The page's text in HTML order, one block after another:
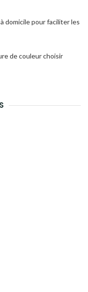
domicile pour faciliter les
de couleur choisir